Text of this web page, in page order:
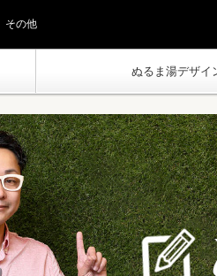
ぬるま湯デザイ
その他